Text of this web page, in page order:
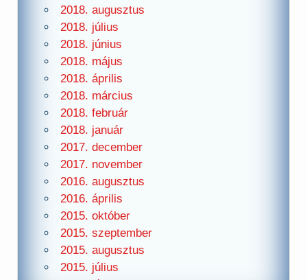
2018. augusztus
2018. július
2018. június
2018. május
2018. április
2018. március
2018. február
2018. január
2017. december
2017. november
2016. augusztus
2016. április
2015. október
2015. szeptember
2015. augusztus
2015. július